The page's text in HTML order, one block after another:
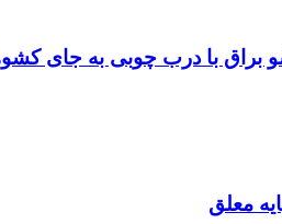
براق با درب چوبی به جای